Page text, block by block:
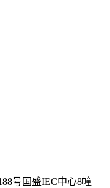
号国盛IEC中心8幢